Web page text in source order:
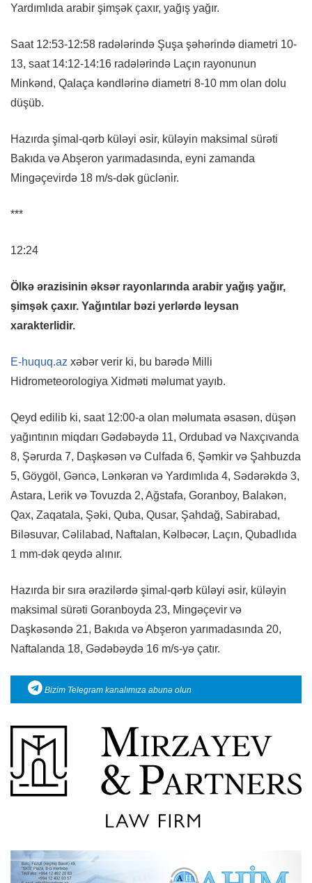
Yardımlıda arabir şimşək çaxır, yağış yağır.
Saat 12:53-12:58 radələrində Şuşa şəhərində diametri 10-
13, saat 14:12-14:16 radələrində Laçın rayonunun
Minkənd, Qalaça kəndlərinə diametri 8-10 mm olan dolu
düşüb.
Hazırda şimal-qərb küləyi əsir, küləyin maksimal sürəti
Bakıda və Abşeron yarımadasında, eyni zamanda
Mingəçevirdə 18 m/s-dək güclənir.
***
12:24
Ölkə ərazisinin əksər rayonlarında arabir yağış yağır,
şimşək çaxır. Yağıntılar bəzi yerlərdə leysan
xarakterlidir.
E-huquq.az xəbər verir ki, bu barədə Milli
Hidrometeorologiya Xidməti məlumat yayıb.
Qeyd edilib ki, saat 12:00-a olan məlumata əsasən, düşən
yağıntının miqdarı Gədəbəydə 11, Ordubad və Naxçıvanda
8, Şərurda 7, Daşkəsən və Culfada 6, Şəmkir və Şahbuzda
5, Göygöl, Gəncə, Lənkəran və Yardımlıda 4, Sədərəkdə 3,
Astara, Lerik və Tovuzda 2, Ağstafa, Goranboy, Balakən,
Qax, Zaqatala, Şəki, Quba, Qusar, Şahdağ, Sabirabad,
Biləsuvar, Cəlilabad, Naftalan, Kəlbəcər, Laçın, Qubadlıda
1 mm-dək qeydə alınır.
Hazırda bir sıra ərazilərdə şimal-qərb küləyi əsir, küləyin
maksimal sürəti Goranboyda 23, Mingəçevir və
Daşkəsəndə 21, Bakıda və Abşeron yarımadasında 20,
Naftalanda 18, Gədəbəydə 16 m/s-yə çatır.
Bizim Telegram kanalımıza abunə olun